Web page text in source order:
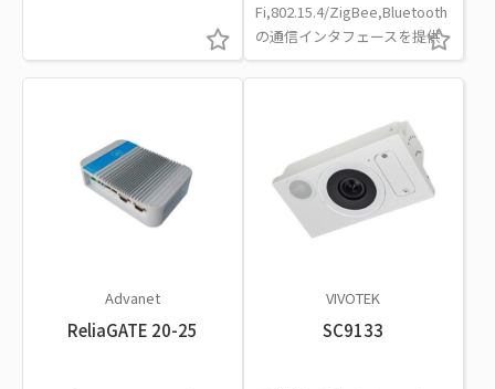
Fi,802.15.4/ZigBee,Bluetooth
の通信インタフェースを提供
Advanet
ReliaGATE 20-25
VIVOTEK
SC9133